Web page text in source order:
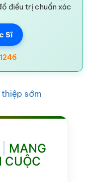
điều trị chuẩn xác
Sĩ
sớm
MANG
CUỘC